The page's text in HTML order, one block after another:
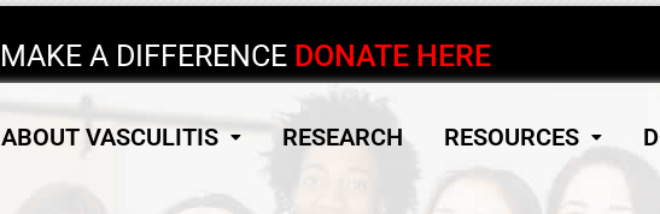
MAKE A DIFFERENCE DONATE HERE
ABOUT VASCULITIS RESEARCH RESOURCES